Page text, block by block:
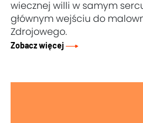
wiecznej willi w samym
głównym wejściu do
Zdrojowego.
Zobacz więcej